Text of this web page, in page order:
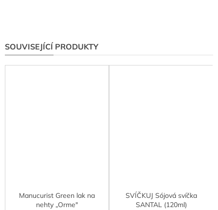
SOUVISEJÍCÍ PRODUKTY
Manucurist Green lak na
nehty „Orme"
SVÍČKUJ Sójová svíčka
SANTAL (120ml)